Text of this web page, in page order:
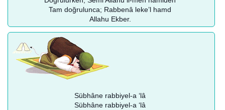
Tam doğrulunca; Rabbenâ leke’l hamd
Allahu Ekber.
Sübhâne rabbiyel-a ‘lâ
Sübhâne rabbiyel-a ‘lâ